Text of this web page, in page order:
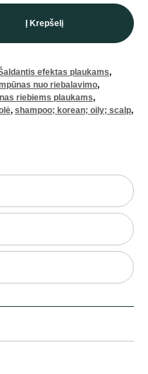
Į Krepšelį
efektas plaukams,
nuo riebalavimo,
riebiems plaukams,
, shampoo; korean; oily; scalp,